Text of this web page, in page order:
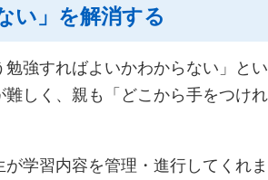
い」を解消する
強すればよいかわからない」とい
しく、親も「どこから手をつけ
学習内容を管理・進行してくれま